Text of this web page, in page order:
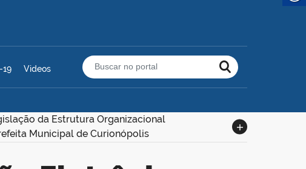
Videos Buscar no portal
da Estrutura Organizacional
Municipal de Curionópolis